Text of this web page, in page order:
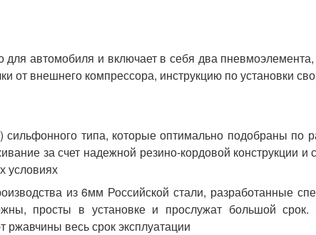
для автомобиля и включает в себя два
от внешнего компрессора, инструкцию по установки
типа, которые оптимально подобраны по
за счет надежной резино-кордовой конструкции и
условиях
из 6мм Российской стали, разработанные
просты в установке и прослужат большой срок.
весь срок эксплуатации